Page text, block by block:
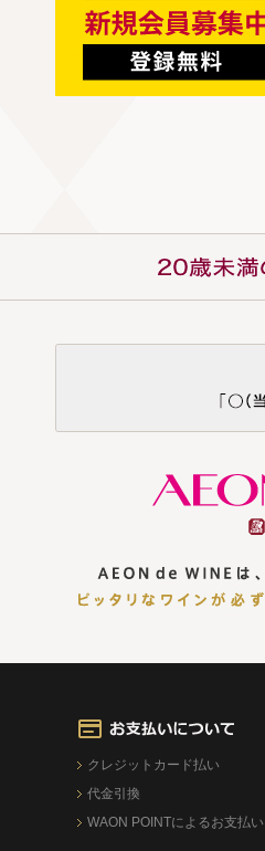
クレジットカード払い
代金引換
WAON POINTによるお支払い